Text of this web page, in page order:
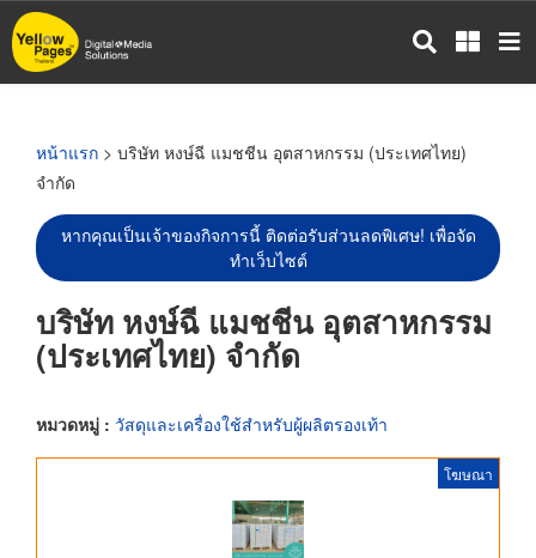
ข้าม
ไป
หน้าแรก > บริษัท หงษ์ฉี แมชชีน อุตสาหกรรม (ประเทศไทย)
จำกัด
หากคุณเป็นเจ้าของกิจการนี้ ติดต่อรับส่วนลดพิเศษ! เพื่อจัด
ทำเว็บไซต์
บริษัท หงษ์ฉี แมชชีน อุตสาหกรรม
(ประเทศไทย) จำกัด
หมวดหมู่ : วัสดุและเครื่องใช้สำหรับผู้ผลิตรองเท้า
โฆษณา